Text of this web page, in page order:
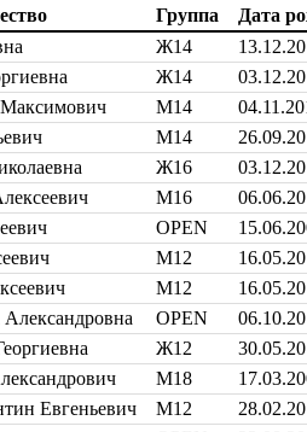
Группа
Дата
Ж14
Ж14
М14
М14
Ж16
М16
OPEN
М12
М12
OPEN
Ж12
М18
Евгеньевич М12